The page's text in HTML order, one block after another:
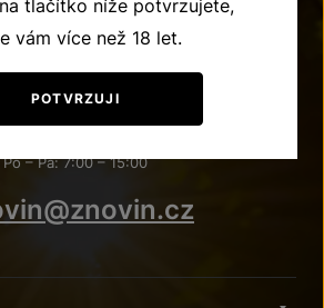
515 266 620
Po – Pá: 7:00 – 15:00
tlačítko níže potvrzujete,
vám více než 18 let.
POTVRZUJI